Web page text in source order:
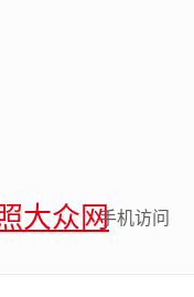
大众网手机访问